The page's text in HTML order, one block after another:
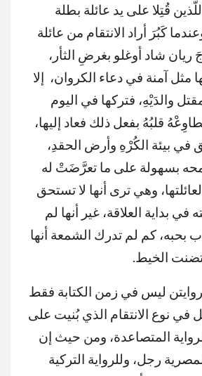
قُتِلا على يد عائلة بطلة
كَبُرَ أراد الانتقام من عائلة
ريان شاد أوغلو بغرضِ الثأر،
مثل آمنة في دعاء الكروان، إلا
والدَيْهِ، فتركها في اليوم
قلبُهُ بفعل ذلك فعاد إليها،
في بيئة الكُرْهِ وأرض الحقدِ،
بسهولة على ما تعرَّضَتْ له
وهي ترى أنها لا تستحق
في بداية العلاقة، غير أنها لم
بحبه، كم لم تدرك الشمعة أنها
الخيط.
ليس في زمن الكتابة فقط
في نوع الانتقام الذي بُنيت على
المتصاعدة، ومن حيث إن
رجل، وللرواية التركية